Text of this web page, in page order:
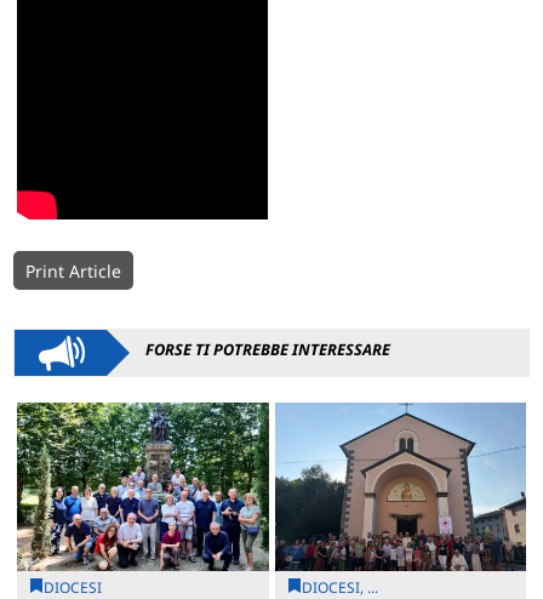
Print Article
FORSE TI POTREBBE INTERESSARE
DIOCESI DIOCESI, ...